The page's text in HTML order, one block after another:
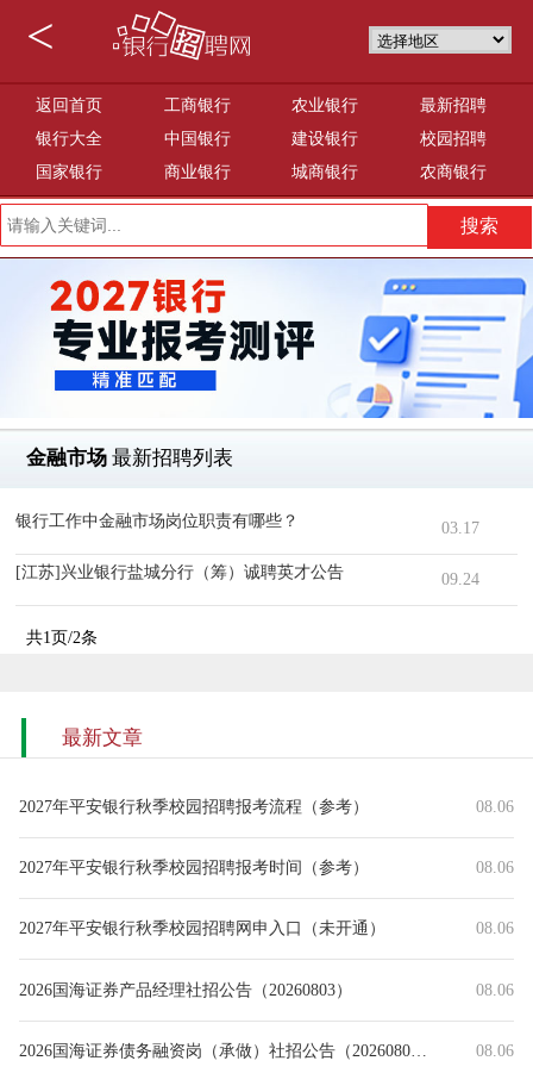
<
返回首页 工商银行 农业银行
最新招聘
银行大全
中国银行 建设银行
校园招聘
国家银行
商业银行 城商银行 农商银行
金融市场 最新招聘列表
银行工作中金融市场岗位职责有哪些？ 03.17
[江苏]兴业银行盐城分行（筹）诚聘英才公告 09.24
共1页/2条
最新文章
2027年平安银行秋季校园招聘报考流程（参考） 08.06
2027年平安银行秋季校园招聘报考时间（参考） 08.06
2027年平安银行秋季校园招聘网申入口（未开通） 08.06
2026国海证券产品经理社招公告（20260803） 08.06
2026国海证券债务融资岗（承做）社招公告（20260803） 08.06